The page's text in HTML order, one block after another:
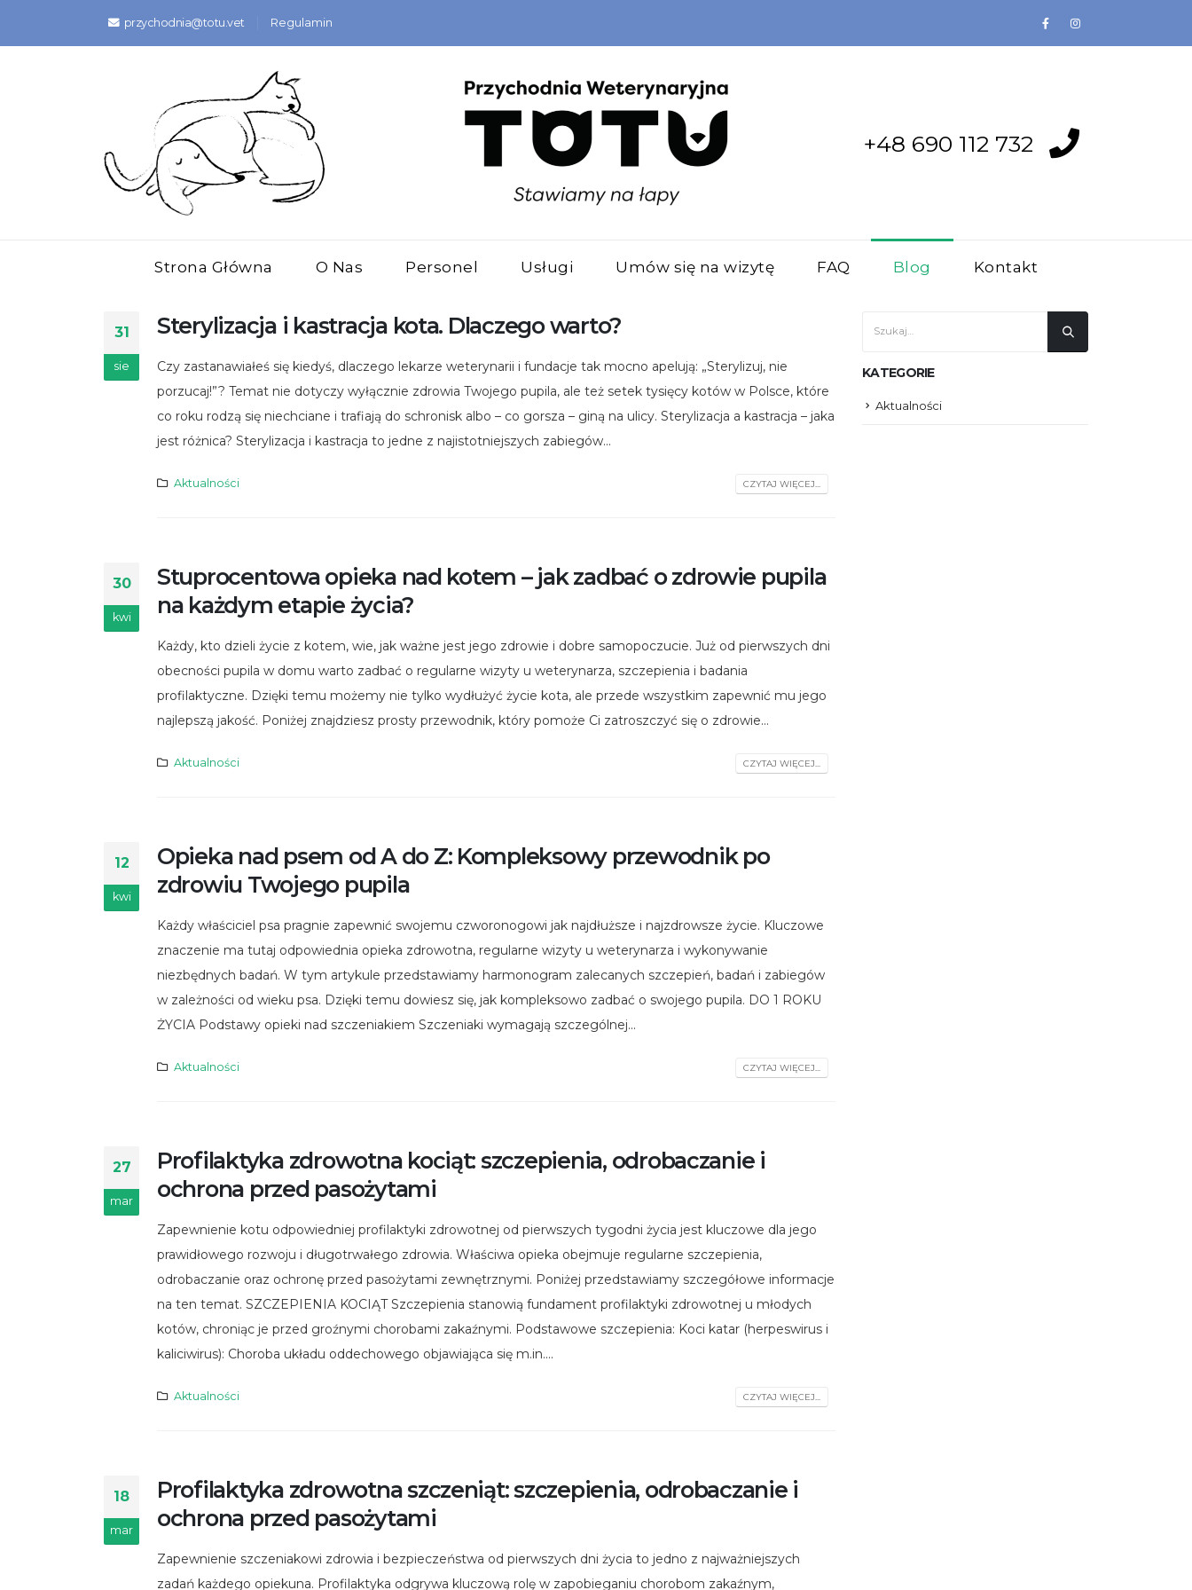
przychodnia@totu.vet Regulamin
+48 690 112 732
Strona Główna O Nas Personel Usługi Umów się na wizytę FAQ Blog Kontakt
31
sie
Sterylizacja i kastracja kota. Dlaczego warto?
Czy zastanawiałeś się kiedyś, dlaczego lekarze weterynarii i fundacje tak mocno apelują: „Sterylizuj, nie
porzucaj!”? Temat nie dotyczy wyłącznie zdrowia Twojego pupila, ale też setek tysięcy kotów w Polsce, które
co roku rodzą się niechciane i trafiają do schronisk albo – co gorsza – giną na ulicy. Sterylizacja a kastracja – jaka
jest różnica? Sterylizacja i kastracja to jedne z najistotniejszych zabiegów...
Aktualności CZYTAJ WIĘCEJ...
30
kwi
Stuprocentowa opieka nad kotem – jak zadbać o zdrowie pupila
na każdym etapie życia?
Każdy, kto dzieli życie z kotem, wie, jak ważne jest jego zdrowie i dobre samopoczucie. Już od pierwszych dni
obecności pupila w domu warto zadbać o regularne wizyty u weterynarza, szczepienia i badania
profilaktyczne. Dzięki temu możemy nie tylko wydłużyć życie kota, ale przede wszystkim zapewnić mu jego
najlepszą jakość. Poniżej znajdziesz prosty przewodnik, który pomoże Ci zatroszczyć się o zdrowie...
Aktualności CZYTAJ WIĘCEJ...
12
kwi
Opieka nad psem od A do Z: Kompleksowy przewodnik po
zdrowiu Twojego pupila
Każdy właściciel psa pragnie zapewnić swojemu czworonogowi jak najdłuższe i najzdrowsze życie. Kluczowe
znaczenie ma tutaj odpowiednia opieka zdrowotna, regularne wizyty u weterynarza i wykonywanie
niezbędnych badań. W tym artykule przedstawiamy harmonogram zalecanych szczepień, badań i zabiegów
w zależności od wieku psa. Dzięki temu dowiesz się, jak kompleksowo zadbać o swojego pupila. DO 1 ROKU
ŻYCIA Podstawy opieki nad szczeniakiem Szczeniaki wymagają szczególnej...
Aktualności CZYTAJ WIĘCEJ...
27
mar
Profilaktyka zdrowotna kociąt: szczepienia, odrobaczanie i
ochrona przed pasożytami
Zapewnienie kotu odpowiedniej profilaktyki zdrowotnej od pierwszych tygodni życia jest kluczowe dla jego
prawidłowego rozwoju i długotrwałego zdrowia. Właściwa opieka obejmuje regularne szczepienia,
odrobaczanie oraz ochronę przed pasożytami zewnętrznymi. Poniżej przedstawiamy szczegółowe informacje
na ten temat. SZCZEPIENIA KOCIĄT Szczepienia stanowią fundament profilaktyki zdrowotnej u młodych
kotów, chroniąc je przed groźnymi chorobami zakaźnymi. Podstawowe szczepienia: Koci katar (herpeswirus i
kaliciwirus): Choroba układu oddechowego objawiająca się m.in....
Aktualności CZYTAJ WIĘCEJ...
18
mar
Profilaktyka zdrowotna szczeniąt: szczepienia, odrobaczanie i
ochrona przed pasożytami
Zapewnienie szczeniakowi zdrowia i bezpieczeństwa od pierwszych dni życia to jedno z najważniejszych
zadań każdego opiekuna. Profilaktyka odgrywa kluczową rolę w zapobieganiu chorobom zakaźnym,
KATEGORIE
Aktualności